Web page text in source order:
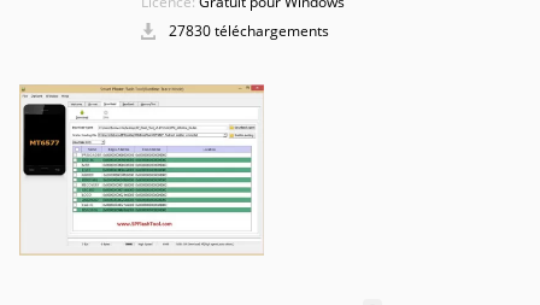
27830 téléchargements